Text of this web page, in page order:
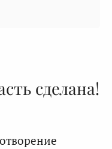
сделана!